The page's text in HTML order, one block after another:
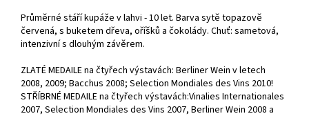
Průměrné stáří kupáže v lahvi - 10 let. Barva sytě topazově
červená, s buketem dřeva, oříšků a čokolády. Chuť: sametová,
intenzivní s dlouhým závěrem.
ZLATÉ MEDAILE na čtyřech výstavách: Berliner Wein v letech
2008, 2009; Bacchus 2008; Selection Mondiales des Vins 2010!
STŘÍBRNÉ MEDAILE na čtyřech výstavách:Vinalies Internationales
2007, Selection Mondiales des Vins 2007, Berliner Wein 2008 a